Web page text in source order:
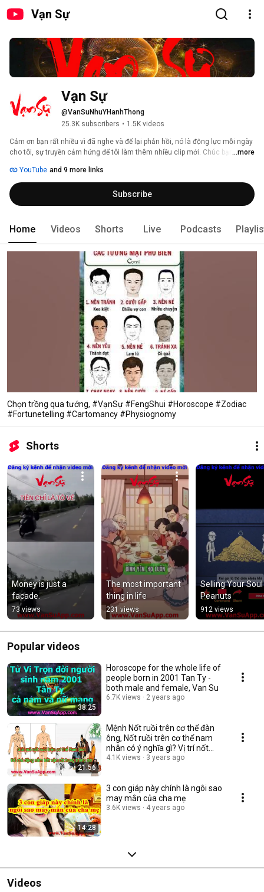
Vạn Sự
Vạn Sự
@VanSuNhuYHanhThong
25.3K subscribers • 1.5K videos
Cảm ơn bạn rất nhiều vì đã nghe và để lại phản hồi, nó là động lực mỗi ngày
cho tôi, sự truyền cảm hứng để tôi làm thêm nhiều clip mới. Chúc bạn có ...more
YouTube and 9 more links
Subscribe
Home Videos Shorts Live Podcasts
Chọn trồng qua tướng, #VạnSự #FengShui #Horoscope #Zodiac
#Fortunetelling #Cartomancy #Physiognomy
Shorts
Money is just a
facade.
73 views
The most important
thing in life
231 views
Selling Your
Peanuts
912 views
Popular videos
38:25
Horoscope for the whole life of
people born in 2001 Tan Ty -
both male and female, Van Su
6.7K views 2 years ago
21:56
Mệnh Nốt ruồi trên cơ thể đàn
ông, Nốt ruồi trên cơ thể nam
nhân có ý nghĩa gì? Vị trí nốt
ruồi
4.1K views 3 years ago
14:28
3 con giáp này chính là ngôi sao
may mắn của cha mẹ
3.6K views 4 years ago
Videos